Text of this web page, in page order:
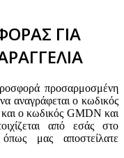
ΓΙΑ
προσαρμοσμένη
αναγράφεται ο κωδικός
ο κωδικός GMDN και
από εσάς στο
μας αποστείλατε